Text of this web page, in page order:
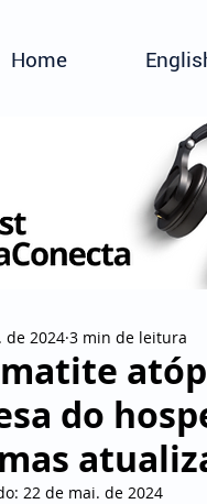
Home
do
de 2024 3 min de leitura
22 de mai. de 2024